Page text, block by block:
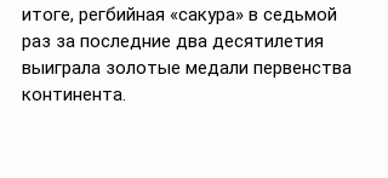
итоге, регбийная «сакура» в седьмой
раз за последние два десятилетия
выиграла золотые медали первенства
континента.